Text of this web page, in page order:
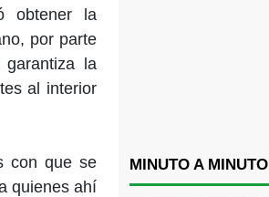
obtener la
por parte
la
al interior
con que se
quienes ahí
MINUTO A MINUTO